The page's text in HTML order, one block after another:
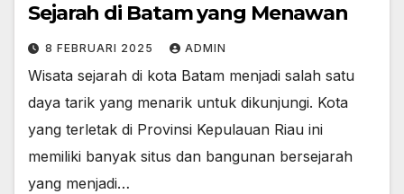
Sejarah di Batam yang Menawan
8 FEBRUARI 2025 ADMIN
Wisata sejarah di kota Batam menjadi salah satu
daya tarik yang menarik untuk dikunjungi. Kota
yang terletak di Provinsi Kepulauan Riau ini
memiliki banyak situs dan bangunan bersejarah
yang menjadi…